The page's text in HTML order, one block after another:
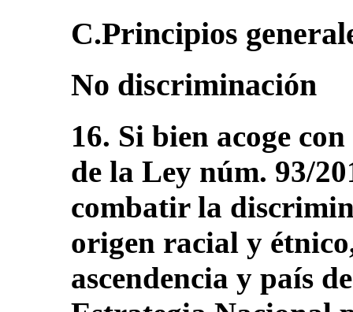
C.Principios
No discriminación
16. Si bien acoge
de la Ley núm. 93/
combatir la
origen racial y
ascendencia y país